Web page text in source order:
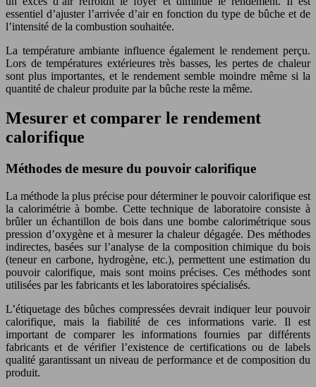
essentiel d’ajuster l’arrivée d’air en fonction du type de bûche et de
l’intensité de la combustion souhaitée.
La température ambiante influence également le rendement perçu.
Lors de températures extérieures très basses, les pertes de chaleur
sont plus importantes, et le rendement semble moindre même si la
quantité de chaleur produite par la bûche reste la même.
Mesurer et comparer le rendement
calorifique
Méthodes de mesure du pouvoir calorifique
La méthode la plus précise pour déterminer le pouvoir calorifique est
la calorimétrie à bombe. Cette technique de laboratoire consiste à
brûler un échantillon de bois dans une bombe calorimétrique sous
pression d’oxygène et à mesurer la chaleur dégagée. Des méthodes
indirectes, basées sur l’analyse de la composition chimique du bois
(teneur en carbone, hydrogène, etc.), permettent une estimation du
pouvoir calorifique, mais sont moins précises. Ces méthodes sont
utilisées par les fabricants et les laboratoires spécialisés.
L’étiquetage des bûches compressées devrait indiquer leur pouvoir
calorifique, mais la fiabilité de ces informations varie. Il est
important de comparer les informations fournies par différents
fabricants et de vérifier l’existence de certifications ou de labels
qualité garantissant un niveau de performance et de composition du
produit.